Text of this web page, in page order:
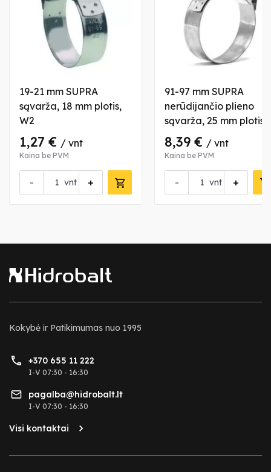
19-21 mm SUPRA
sąvarža, 18 mm plotis,
W2
1,27 € / vnt
Kaina be PVM
- +
vnt
91-97 mm SUPRA
nerūdijančio plieno
sąvarža, 25 mm plotis,
W5
8,39 € / vnt
Kaina be PVM
- +
vnt
Kokybė ir Patikimumas nuo 1995
+370 655 11 222
I-V 07:30 - 16:30
pagalba@hidrobalt.lt
I-V 07:30 - 16:30
Visi kontaktai